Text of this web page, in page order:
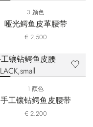
3 颜色
哑光鳄鱼皮革腰带
€ 2.500
1 颜色
手工镶钻鳄鱼皮腰带
€ 2.200